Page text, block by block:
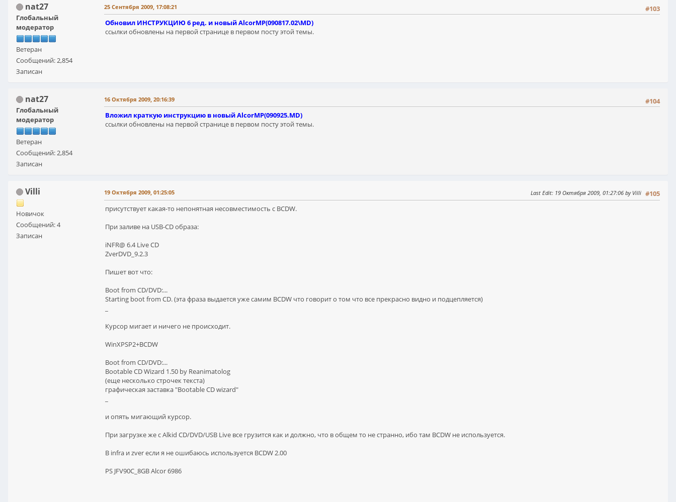
nat27
Глобальный
модератор
Ветеран
Сообщений: 2,854
Записан
#103
25 Сентября 2009, 17:08:21
Обновил ИНСТРУКЦИЮ 6 ред. и новый AlcorMP(090817.02\MD)
ссылки обновлены на первой странице в первом посту этой темы.
nat27
Глобальный
модератор
Ветеран
Сообщений: 2,854
Записан
#104
16 Октября 2009, 20:16:39
Вложил краткую инструкцию в новый AlcorMP(090925.MD)
ссылки обновлены на первой странице в первом посту этой темы.
Villi
Новичок
Сообщений: 4
Записан
#105
19 Октября 2009, 01:25:05 Last Edit: 19 Октября 2009, 01:27:06 by Villi
присутствует какая-то непонятная несовместимость с BCDW.
При заливе на USB-CD образа:
iNFR@ 6.4 Live CD
ZverDVD_9.2.3
Пишет вот что:
Boot from CD/DVD:...
Starting boot from CD. (эта фраза выдается уже самим BCDW что говорит о том что все прекрасно видно и подцепляется)
Курсор мигает и ничего не происходит.
WinXPSP2+BCDW
Boot from CD/DVD:...
Bootable CD Wizard 1.50 by Reanimatolog
(еще несколько строчек текста)
графическая заставка "Bootable CD wizard"
и опять мигающий курсор.
При загрузке же с Alkid CD/DVD/USB Live все грузится как и должно, что в общем то не странно, ибо там BCDW не используется.
В infra и zver если я не ошибаюсь используется BCDW 2.00
PS JFV90C_8GB Alcor 6986